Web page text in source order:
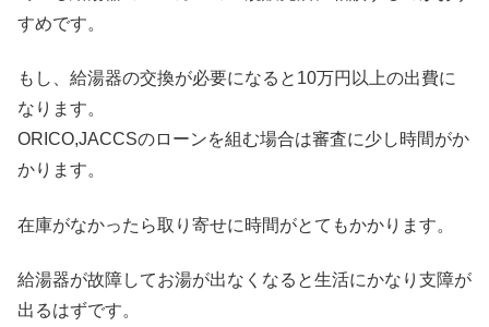
すめです。
もし、給湯器の交換が必要になると10万円以上の出費に
なります。
ORICO,JACCSのローンを組む場合は審査に少し時間がか
かります。
在庫がなかったら取り寄せに時間がとてもかかります。
給湯器が故障してお湯が出なくなると生活にかなり支障が
出るはずです。